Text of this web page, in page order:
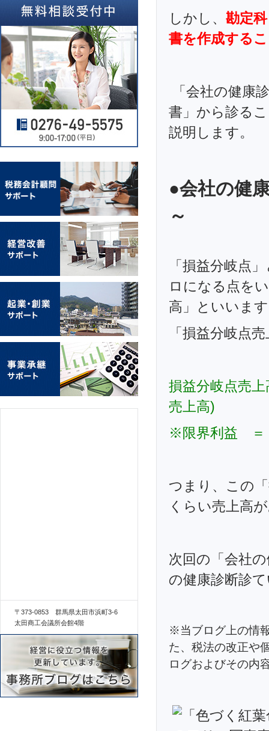
しかし、 勘定
書を作成する
「会社の健康
書」から診る
説明します。
●会社の健
～
「損益分岐点
ロになる点を
高」といいま
「損益分岐点
損益分岐点
売上高)
※限界利益
つまり、この
くらい売上高
次回の「会社
の健康診断診
※当ブログ上の情
た、税法の改正や
ログおよびその内
〒373-0853 群馬県太田市浜町3-6
太田商工会議所会館4階